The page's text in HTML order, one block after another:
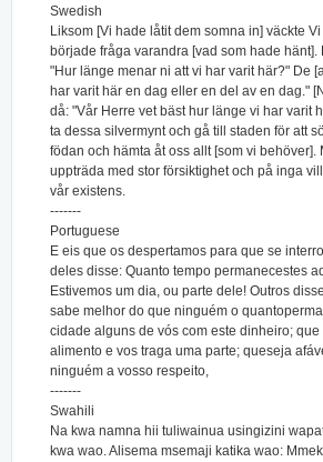
Swedish
Liksom [Vi hade låtit dem somna in] väckte
började fråga varandra [vad som hade hänt].
"Hur länge menar ni att vi har varit här?" De
har varit här en dag eller en del av en dag."
då: "Vår Herre vet bäst hur länge vi har varit
ta dessa silvermynt och gå till staden för att
födan och hämta åt oss allt [som vi behöver].
uppträda med stor försiktighet och på inga
vår existens.
-------
Portuguese
E eis que os despertamos para que se
deles disse: Quanto tempo permanecestes
Estivemos um dia, ou parte dele! Outros
sabe melhor do que ninguém o
cidade alguns de vós com este dinheiro;
alimento e vos traga uma parte; queseja
ninguém a vosso respeito,
-------
Swahili
Na kwa namna hii tuliwainua usingizini
kwa wao. Alisema msemaji katika wao: